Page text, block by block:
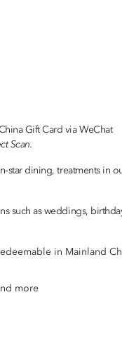
Gift Card via WeChat
Scan.
dining, treatments in
such as weddings,
in Mainland
more